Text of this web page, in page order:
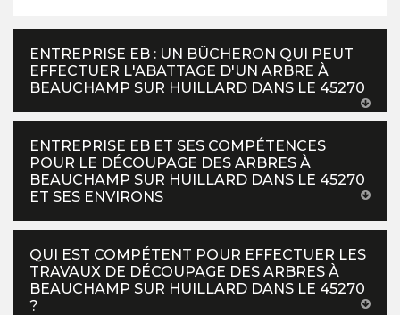
ENTREPRISE EB : UN BÛCHERON QUI PEUT
EFFECTUER L'ABATTAGE D'UN ARBRE À
BEAUCHAMP SUR HUILLARD DANS LE 45270
ENTREPRISE EB ET SES COMPÉTENCES
POUR LE DÉCOUPAGE DES ARBRES À
BEAUCHAMP SUR HUILLARD DANS LE 45270
ET SES ENVIRONS
QUI EST COMPÉTENT POUR EFFECTUER LES
TRAVAUX DE DÉCOUPAGE DES ARBRES À
BEAUCHAMP SUR HUILLARD DANS LE 45270
?